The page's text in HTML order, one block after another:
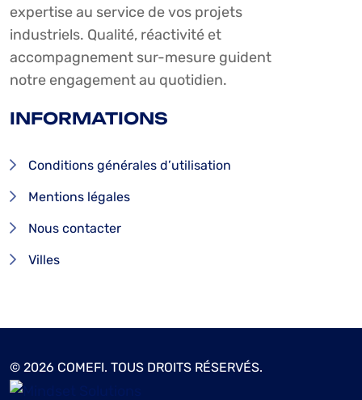
expertise au service de vos projets
industriels. Qualité, réactivité et
accompagnement sur-mesure guident
notre engagement au quotidien.
INFORMATIONS
Conditions générales d’utilisation
Mentions légales
Nous contacter
Villes
© 2026 COMEFI. TOUS DROITS RÉSERVÉS.